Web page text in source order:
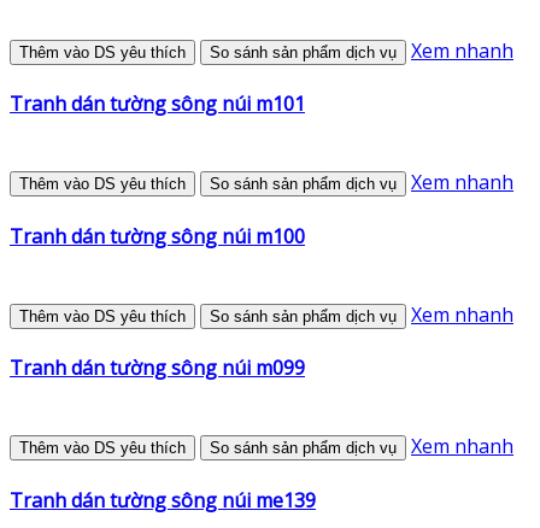
Thêm vào DS yêu thích So sánh sản phẩm dịch vụ Xem nhanh
Tranh dán tường sông núi m101
Thêm vào DS yêu thích So sánh sản phẩm dịch vụ Xem nhanh
Tranh dán tường sông núi m100
Thêm vào DS yêu thích So sánh sản phẩm dịch vụ Xem nhanh
Tranh dán tường sông núi m099
Thêm vào DS yêu thích So sánh sản phẩm dịch vụ Xem nhanh
Tranh dán tường sông núi me139